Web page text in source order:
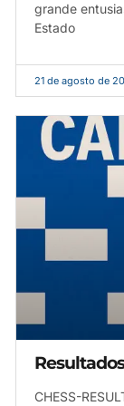
grande
Estado
21 de agosto de
CHESS-